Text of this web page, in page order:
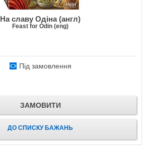
На славу Одіна (англ)
Feast for Odin (eng)
Під замовлення
ЗАМОВИТИ
ДО СПИСКУ БАЖАНЬ